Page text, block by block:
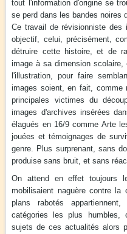
tout l'information d'origine se
se perd dans les bandes noires
Ce travail de révisionniste
objectif, celui, précisément,
détruire cette histoire, et de
image à sa dimension
l'illustration, pour faire
images soient, en fait, comme
principales victimes du
images d'archives insérées
élagués en 16/9 comme Arte
jouées et témoignages de
genre. Plus surprenant, sans
produise sans bruit, et sans
On attend en effet toujours
mobilisaient naguère contre la
plans rabotés
catégories les plus humbles,
sujets de ces actualités alors